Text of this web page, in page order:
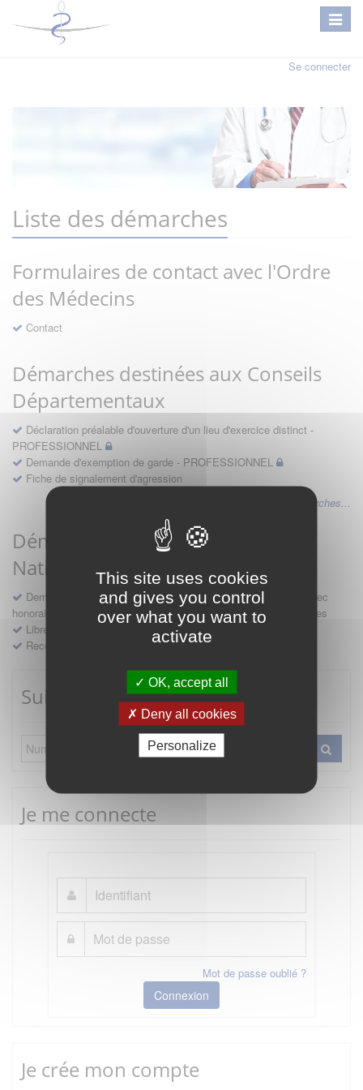
This site uses cookies
and gives you control
over what you want to
activate
OK, accept all
Deny all cookies
Personalize
Se connecter
Liste des démarches
Formulaires de contact avec l'Ordre
des Médecins
Contact
Démarches destinées aux Conseils
Départementaux
Déclaration préalable d'ouverture d'un lieu d'exercice distinct -
PROFESSIONNEL
Demande d'exemption de garde - PROFESSIONNEL
Fiche de signalement d'agression
Voir les autres démarches...
Démarches destinées au Conseil
National
Demande d'avis en hospitalité, en études, des conventions avec
honoraires et des demandes diverses formulées par les entreprises
Libre prestation de services
Recours
Suivre mes démarches
Je me connecte
Mot de passe oublié ?
Connexion
Je crée mon compte